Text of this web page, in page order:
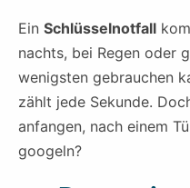
Ein Schlüsselnotfall
nachts, bei Regen oder
wenigsten gebrauchen
zählt jede Sekunde.
anfangen, nach einem
googeln?